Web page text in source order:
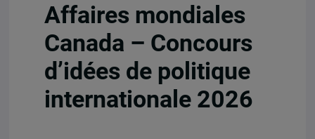
Affaires mondiales
Canada – Concours
d’idées de politique
internationale 2026